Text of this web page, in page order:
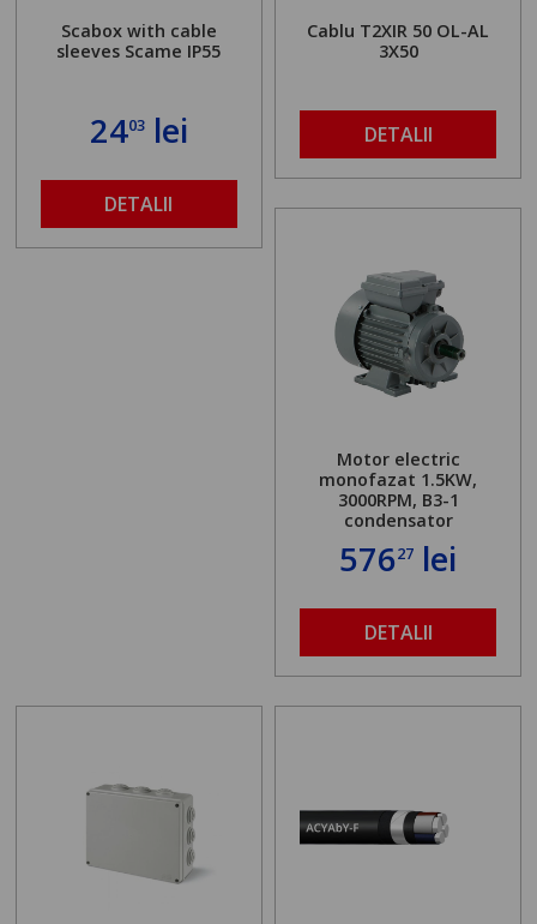
Scabox with cable
sleeves Scame IP55
2403lei
DETALII
Cablu T2XIR 50 OL-AL
3X50
DETALII
Motor electric
monofazat 1.5KW,
3000RPM, B3-1
condensator
57627 lei
DETALII